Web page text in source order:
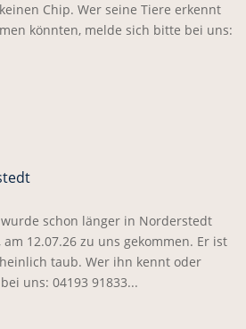
Chip. Wer seine Tiere erkennt
könnten, melde sich bitte bei uns:
schon länger in Norderstedt
12.07.26 zu uns gekommen. Er ist
taub. Wer ihn kennt oder
uns: 04193 91833...